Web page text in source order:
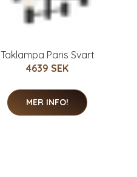
Taklampa Paris Svart
4639 SEK
MER INFO!